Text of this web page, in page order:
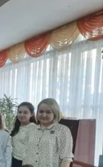
Клегг, Д. Месси
Москва,